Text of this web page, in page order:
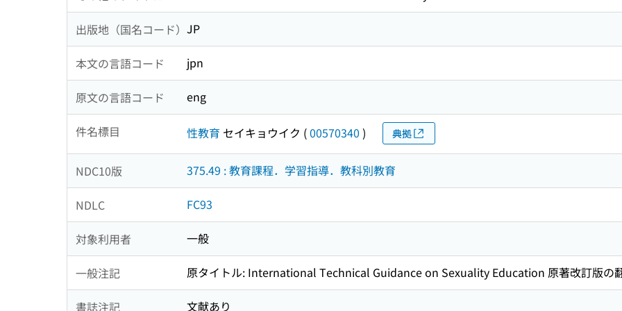
出版地（国名コード） JP
本文の言語コード jpn
原文の言語コード eng
件名標目 性教育 セイキョウイク (00570340 ) 典拠
NDC10版 375.49 : 教育課程．学習指導．教科別教育
NDLC FC93
対象利用者 一般
一般注記 原タイトル: International Technical Guidance on Sexuality Education 原著改訂版の
書誌注記 文献あり